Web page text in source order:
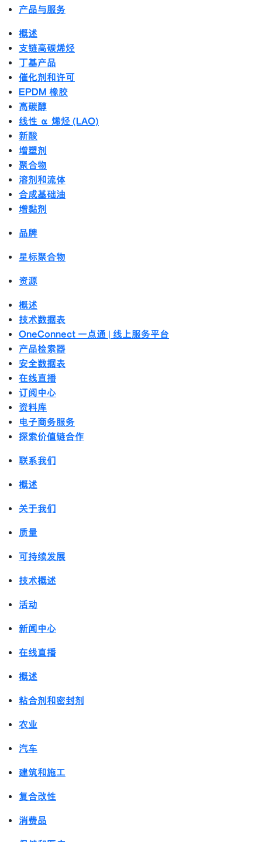
产品与服务
概述
支链高碳烯烃
丁基产品
催化剂和许可
EPDM 橡胶
高碳醇
线性 α 烯烃 (LAO)
新酸
增塑剂
聚合物
溶剂和流体
合成基础油
增黏剂
品牌
星标聚合物
资源
概述
技术数据表
OneConnect 一点通 | 线上服务平台
产品检索器
安全数据表
在线直播
订阅中心
资料库
电子商务服务
探索价值链合作
联系我们
概述
关于我们
质量
可持续发展
技术概述
活动
新闻中心
在线直播
概述
粘合剂和密封剂
农业
汽车
建筑和施工
复合改性
消费品